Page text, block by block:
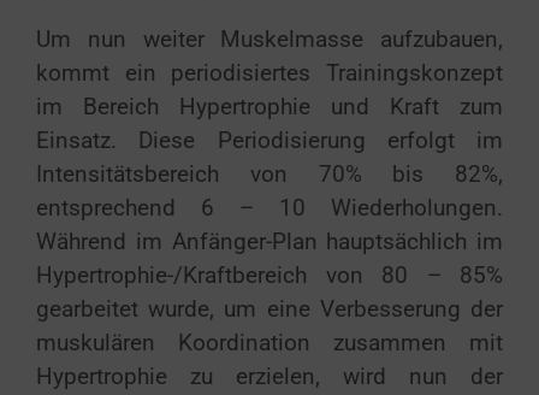
Um nun weiter Muskelmasse aufzubauen,
kommt ein periodisiertes Trainingskonzept
im Bereich Hypertrophie und Kraft zum
Einsatz. Diese Periodisierung erfolgt im
Intensitätsbereich von 70% bis 82%,
entsprechend 6 – 10 Wiederholungen.
Während im Anfänger-Plan hauptsächlich im
Hypertrophie-/Kraftbereich von 80 – 85%
gearbeitet wurde, um eine Verbesserung der
muskulären Koordination zusammen mit
Hypertrophie zu erzielen, wird nun der